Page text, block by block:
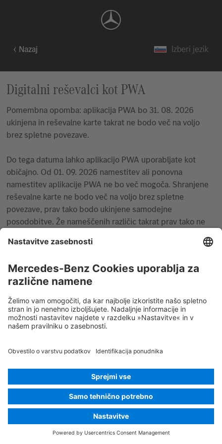
Nazaj Izberi jezik
Digitalni reševalci kot PWA
Pomembna opomba: aplikacija PWA bo 31. 08. 2026
ukinjena in reševalne karte takrat ne bodo več na voljo
brez spletne povezave.
Do tega datuma lahko aplikacijo PWA uporabljate kot
običajno. Od 01. 09. 2026 namestitev ali ponovna
namestitev aplikacije PWA ne bo več mogoča. Shranjene
reševalne karte ne bodo več na voljo brez spletne
povezave, prav tako bodo ukinjene samodejne
posodobitve. Že nameščenih različic takrat prav tako ne
Izberi jezik
© 2026Mercedes-Benz AG
Identifikacija ponudnika
Nastavitev piškotkov
Varstvo podatkov
Pravno obvestilo